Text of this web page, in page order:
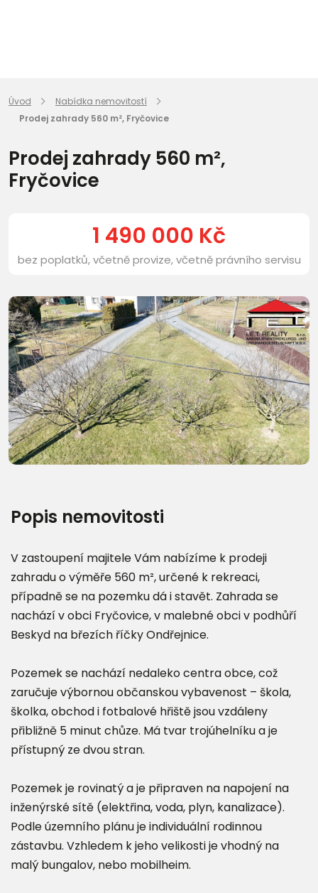
Úvod
Nabídka nemovitostí
Prodej zahrady 560 m², Fryčovice
Prodej zahrady 560 m²,
Fryčovice
1 490 000 Kč
bez poplatků, včetně provize, včetně právního servisu
Popis nemovitosti
V zastoupení majitele Vám nabízíme k prodeji
zahradu o výměře 560 m², určené k rekreaci,
případně se na pozemku dá i stavět. Zahrada se
nachází v obci Fryčovice, v malebné obci v podhůří
Beskyd na březích říčky Ondřejnice.
Pozemek se nachází nedaleko centra obce, což
zaručuje výbornou občanskou vybavenost – škola,
školka, obchod i fotbalové hřiště jsou vzdáleny
přibližně 5 minut chůze. Má tvar trojúhelníku a je
přístupný ze dvou stran.
Pozemek je rovinatý a je připraven na napojení na
inženýrské sítě (elektřina, voda, plyn, kanalizace).
Podle územního plánu je individuální rodinnou
zástavbu. Vzhledem k jeho velikosti je vhodný na
malý bungalov, nebo mobilheim.